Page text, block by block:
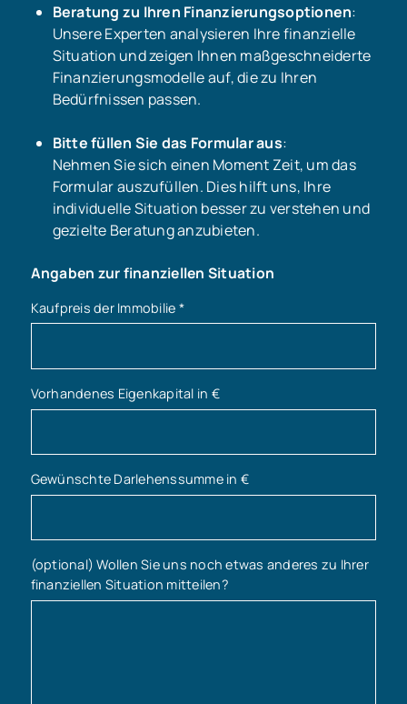
Beratung zu Ihren Finanzierungsoptionen:
Unsere Experten analysieren Ihre finanzielle
Situation und zeigen Ihnen maßgeschneiderte
Finanzierungsmodelle auf, die zu Ihren
Bedürfnissen passen.
Bitte füllen Sie das Formular aus:
Nehmen Sie sich einen Moment Zeit, um das
Formular auszufüllen. Dies hilft uns, Ihre
individuelle Situation besser zu verstehen und
gezielte Beratung anzubieten.
Angaben zur finanziellen Situation
Kaufpreis der Immobilie *
Vorhandenes Eigenkapital in €
Gewünschte Darlehenssumme in €
(optional) Wollen Sie uns noch etwas anderes zu Ihrer
finanziellen Situation mitteilen?